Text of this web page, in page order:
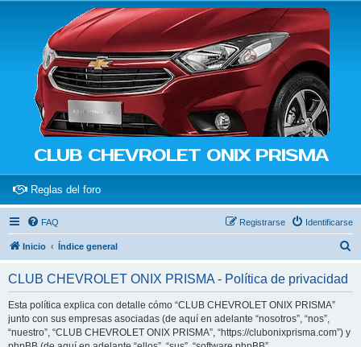
CLUB CHEVROLET ONIX PRISMA
Reglas del foro(Opens a new tab)
FAQ Identificarse
Registrarse
Inicio Índice general
CLUB CHEVROLET ONIX PRISMA - Política de privacidad
Esta política explica con detalle cómo “CLUB CHEVROLET ONIX PRISMA”
junto con sus empresas asociadas (de aquí en adelante “nosotros”, “nos”,
“nuestro”, “CLUB CHEVROLET ONIX PRISMA”, “https://clubonixprisma.com”) y